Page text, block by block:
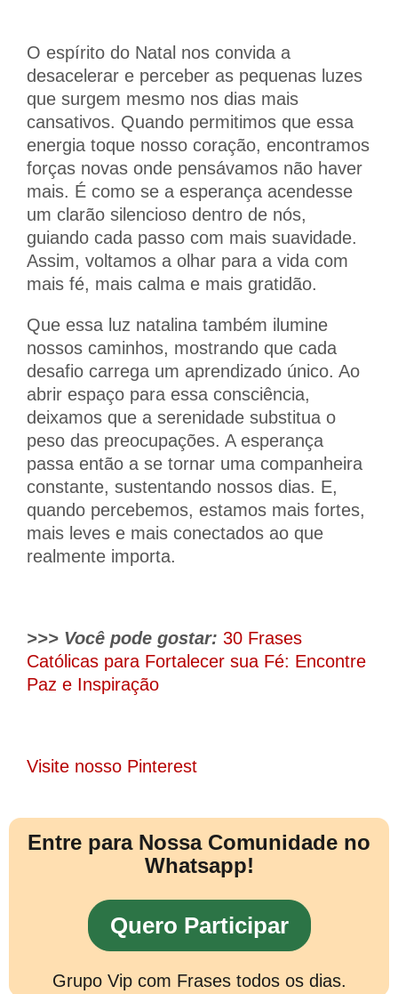
O espírito do Natal nos convida a
desacelerar e perceber as pequenas luzes
que surgem mesmo nos dias mais
cansativos. Quando permitimos que essa
energia toque nosso coração, encontramos
forças novas onde pensávamos não haver
mais. É como se a esperança acendesse
um clarão silencioso dentro de nós,
guiando cada passo com mais suavidade.
Assim, voltamos a olhar para a vida com
mais fé, mais calma e mais gratidão.
Que essa luz natalina também ilumine
nossos caminhos, mostrando que cada
desafio carrega um aprendizado único. Ao
abrir espaço para essa consciência,
deixamos que a serenidade substitua o
peso das preocupações. A esperança
passa então a se tornar uma companheira
constante, sustentando nossos dias. E,
quando percebemos, estamos mais fortes,
mais leves e mais conectados ao que
realmente importa.
>>> Você pode gostar: 30 Frases
Católicas para Fortalecer sua Fé: Encontre
Paz e Inspiração
Visite nosso Pinterest
Entre para Nossa Comunidade no
Whatsapp!
Quero Participar
Grupo Vip com Frases todos os dias.